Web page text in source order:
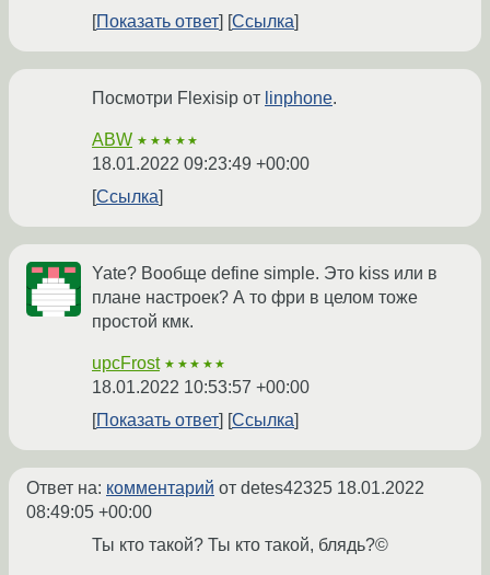
Показать ответ
Ссылка
Посмотри Flexisip от linphone.
ABW ★★★★★
18.01.2022 09:23:49 +00:00
Ссылка
Yate? Вообще define simple. Это kiss или в
плане настроек? А то фри в целом тоже
простой кмк.
upcFrost ★★★★★
18.01.2022 10:53:57 +00:00
Показать ответ
Ссылка
Ответ на: комментарий от detes42325 18.01.2022
08:49:05 +00:00
Ты кто такой? Ты кто такой, блядь?©